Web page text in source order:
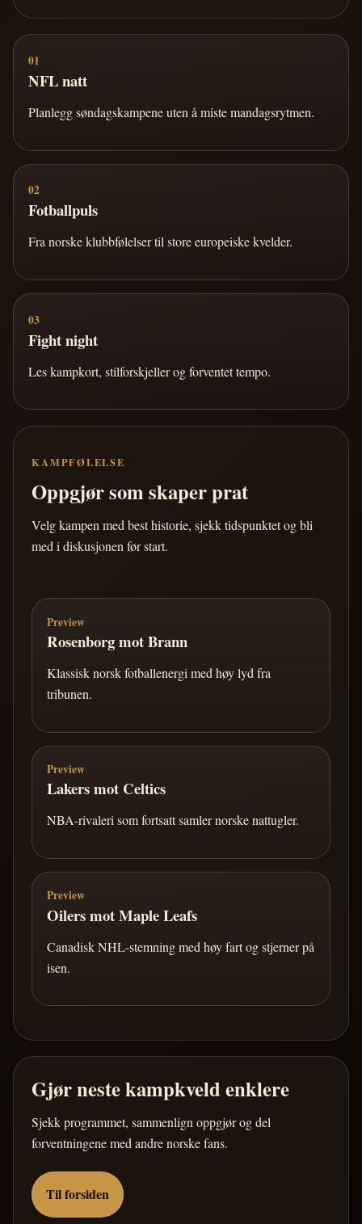
01
NFL natt
Planlegg søndagskampene uten å miste mandagsrytmen.
02
Fotballpuls
Fra norske klubbfølelser til store europeiske kvelder.
03
Fight night
Les kampkort, stilforskjeller og forventet tempo.
KAMPFØLELSE
Oppgjør som skaper prat
Velg kampen med best historie, sjekk tidspunktet og bli
med i diskusjonen før start.
Preview
Rosenborg mot Brann
Klassisk norsk fotballenergi med høy lyd fra
tribunen.
Preview
Lakers mot Celtics
NBA-rivaleri som fortsatt samler norske nattugler.
Preview
Oilers mot Maple Leafs
Canadisk NHL-stemning med høy fart og stjerner på
isen.
Gjør neste kampkveld enklere
Sjekk programmet, sammenlign oppgjør og del
forventningene med andre norske fans.
Til forsiden